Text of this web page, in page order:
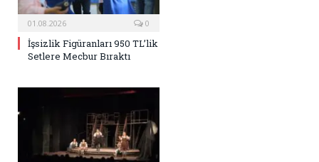
01.08.2026 0
İşsizlik Figüranları 950 TL’lik
Setlere Mecbur Bıraktı